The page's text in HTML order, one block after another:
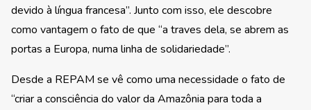
devido à língua francesa”. Junto com isso, ele descobre
como vantagem o fato de que “a traves dela, se abrem as
portas a Europa, numa linha de solidariedade”.
Desde a REPAM se vê como uma necessidade o fato de
“criar a consciência do valor da Amazônia para toda a